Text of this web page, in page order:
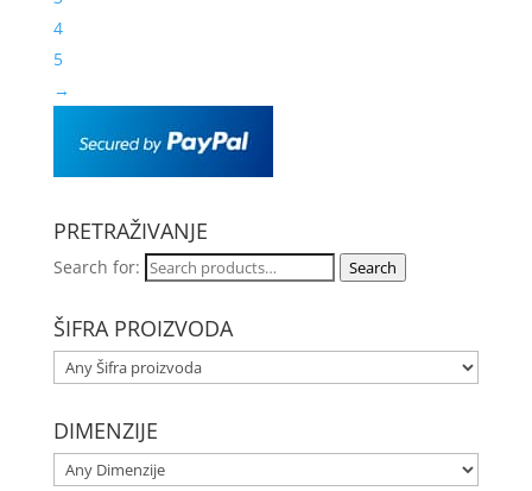
4
5
→
PRETRAŽIVANJE
Search for: Search
ŠIFRA PROIZVODA
DIMENZIJE